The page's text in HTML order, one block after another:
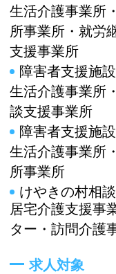
生活介護事業所
所事業所・就労
支援事業所
障害者支援施
生活介護事業所
談支援事業所
障害者支援施
生活介護事業所
所事業所
けやきの村相
居宅介護支援事
ター・訪問介護
求人対象